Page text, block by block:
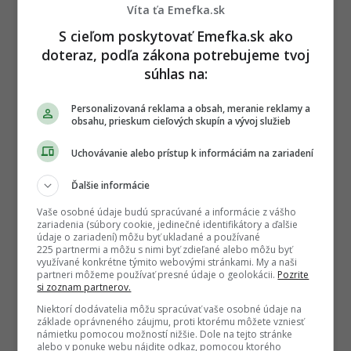
Autor
MÁRIO BUDINSKÝ
Absolvent grafického dizajnu na UAT v Bratislave a
marketingovej komunikácie na UCM v Trnave, ktorý
sa už viac ako 10 rokov profesionálne venuje analýze
internetových trendov, digi... viac o autorovi
Víta ťa Emefka.sk
S cieľom poskytovať Emefka.sk ako
doteraz, podľa zákona potrebujeme tvoj
súhlas na:
Personalizovaná reklama a obsah, meranie reklamy a
obsahu, prieskum cieľových skupín a vývoj služieb
Uchovávanie alebo prístup k informáciám na zariadení
Ďalšie informácie
Vaše osobné údaje budú spracúvané a informácie z vášho
zariadenia (súbory cookie, jedinečné identifikátory a ďalšie
údaje o zariadení) môžu byť ukladané a používané
225 partnermi a môžu s nimi byť zdieľané alebo môžu byť
využívané konkrétne týmito webovými stránkami. My a naši
partneri môžeme používať presné údaje o geolokácii. Pozrite
si zoznam partnerov.
Niektorí dodávatelia môžu spracúvať vaše osobné údaje na
základe oprávneného záujmu, proti ktorému môžete vzniesť
námietku pomocou možností nižšie. Dole na tejto stránke
alebo v ponuke webu nájdite odkaz, pomocou ktorého